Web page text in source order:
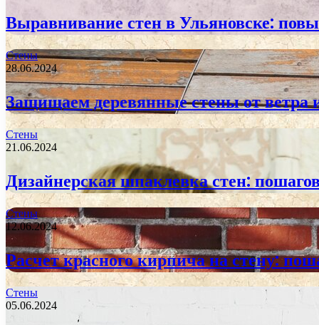
Выравнивание стен в Ульяновске:
Стены
28.06.2024
Защищаем деревянные стены от ветра
Стены
21.06.2024
Дизайнерская шпаклевка стен:
Стены
12.06.2024
Расчет красного кирпича на стену:
Стены
05.06.2024